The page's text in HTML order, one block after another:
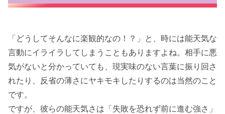
「どうしてそんなに楽観的なの！？」と、時には能天気な
言動にイライラしてしまうこともありますよね。相手に悪
気がないと分かっていても、現実味のない言葉に振り回さ
れたり、反省の薄さにヤキモキしたりするのは当然のこと
です。
ですが、彼らの能天気さは「失敗を恐れず前に進む強さ」